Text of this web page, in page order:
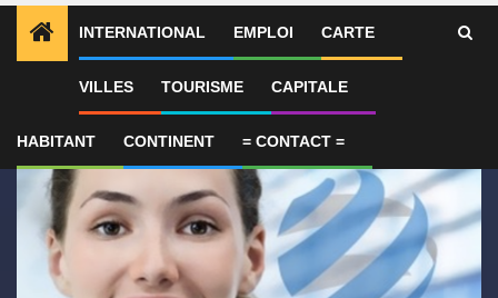
INTERNATIONAL EMPLOI CARTE
VILLES TOURISME CAPITALE
HABITANT CONTINENT = CONTACT =
ALERTES INFO 1 Le Qatar fait état de progrès en